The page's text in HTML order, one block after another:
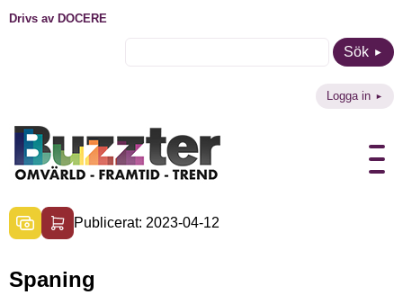
Drivs av DOCERE
Sök
Logga in
Publicerat: 2023-04-12
Spaning